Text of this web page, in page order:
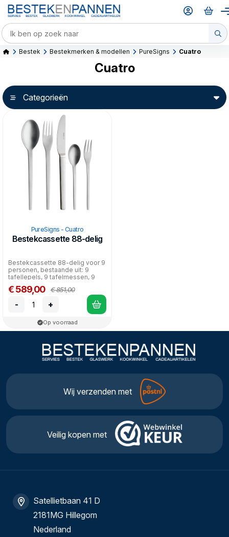
Bestek Bestekmerken & modellen PureSigns Cuatro
Cuatro
Categorieën
PureSigns - Cuatro
Bestekcassette 88-delig
Bestekcassette 88-delig voor 9
personen, bestaande uit: 9
tafellepels, 9 tafelmessen, 9
tafelvorken, 9 d...
€ 589,00 € 851,00
- +
Op voorraad
Wij verzenden met
Veilig kopen met
Satellietbaan 41 D
2181MG Hillegom
Nederland